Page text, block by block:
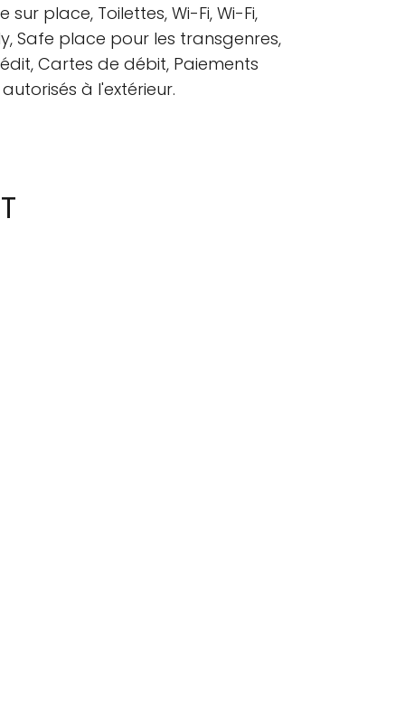
place, Toilettes, Wi-Fi, Wi-Fi,
Safe place pour les transgenres,
Cartes de débit, Paiements
à l'extérieur.